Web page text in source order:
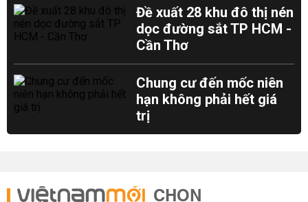
Đề xuất 28 khu đô thị nén
dọc đường sắt TP HCM -
Cần Thơ
Chung cư đến mốc niên
hạn không phải hết giá
trị